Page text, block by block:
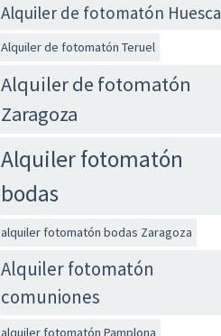
Alquiler de fotomatón Huesca
Alquiler de fotomatón Teruel
Alquiler de fotomatón
Zaragoza
Alquiler fotomatón
bodas
alquiler fotomatón bodas Zaragoza
Alquiler fotomatón
comuniones
alquiler fotomatón Pamplona